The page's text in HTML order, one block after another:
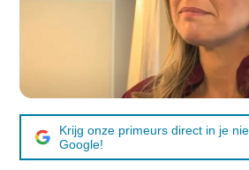
Krijg onze primeurs direct in je
Google!